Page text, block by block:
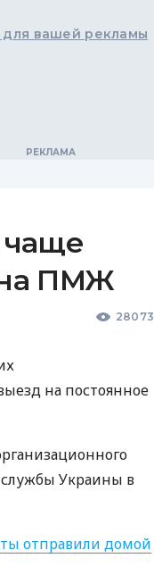
для вашей рекламы
чаще
на ПМЖ
28073
на постоянное
Украины в
отправили домой